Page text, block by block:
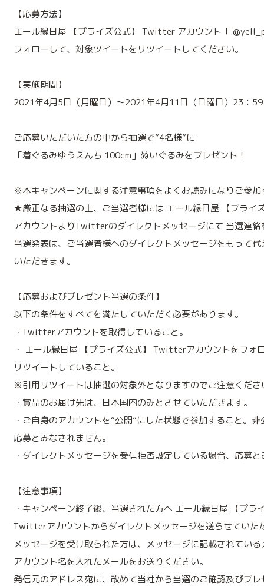
【応募方法】
エール縁日屋 【プライズ公式】 Twitter アカウント「
フォローして、対象ツイートをリツイートしてください。
【実施期間】
2021年4月5日（月曜日）～2021年4月11日（日曜日）23：
ご応募いただいた方の中から抽選で”4名様”に
「着ぐるみゆうえんち 100cm」ぬいぐるみをプレゼント！
※本キャンペーンに関する注意事項をよくお読みになりご参加
★厳正なる抽選の上、ご当選者様には エール縁日屋 【プライ
アカウントよりTwitterのダイレクトメッセージにて 当選連絡
当選発表は、ご当選者様へのダイレクトメッセージをもって代
いただきます。
【応募およびプレゼント当選の条件】
以下の条件をすべてを満たしていただく必要があります。
・Twitterアカウントを取得していること。
・ エール縁日屋 【プライズ公式】 Twitterアカウントをフォ
リツイートしていること。
※引用リツイートは抽選の対象外となりますのでご注意くださ
・賞品のお届け先は、日本国内のみとさせていただきます。
・ご自身のアカウントを“公開”にした状態で参加すること。
応募とみなされません。
・ダイレクトメッセージを受信拒否設定している場合、応募
【注意事項】
・キャンペーン終了後、当選された方へ エール縁日屋 【プラ
Twitterアカウントからダイレクトメッセージを送らせていた
メッセージを受け取られた方は、メッセージに記載されてい
アカウント名を入れたメールをお送りください。
発信元のアドレス宛に、改めて当社から当選のご確認及びプ